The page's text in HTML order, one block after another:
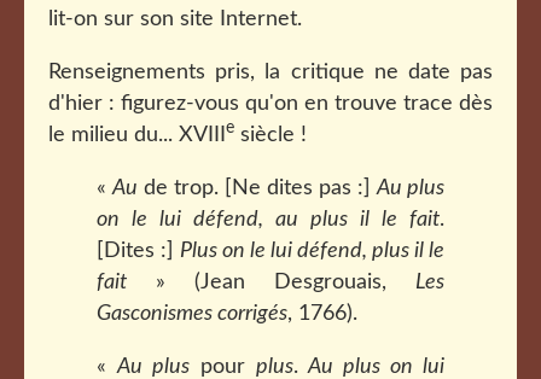
lit-on sur son site Internet.
Renseignements pris, la critique ne date pas
d'hier : figurez-vous qu'on en trouve trace dès
le milieu du... XVIII
e siècle !
«Au de trop. [Ne dites pas :]Au plus
on le lui défend, au plus il le fait.
[Dites :] Plus on le lui défend, plus il le
fait » (Jean Desgrouais, Les
Gasconismes corrigés, 1766).
«Au pluspour plus.Au plus on lui